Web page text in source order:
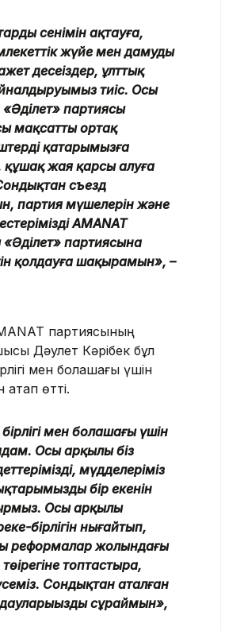
сенімін ақтауға,
жүйе мен дамудың
десеңіздер, ұлттық
тиіс. Осы
партиясы
мақсатты ортақ
қатарымызға
құшақ жая қарсы алуға
съезд
партия мүшелерін және
AMANAT
«Әділет» партиясына
қолдауға шақырамын», –
партиясының
Дәулет Кәрібек бұл
мен болашағы үшін
атап өтті.
бірлігі мен болашағы үшін
Осы арқылы біз
мүдделеріміз
бір екенін
Осы арқылы
бірлігін нығайтып,
реформалар жолындағы
топтастыра,
Сондықтан аталған
сұраймын»,